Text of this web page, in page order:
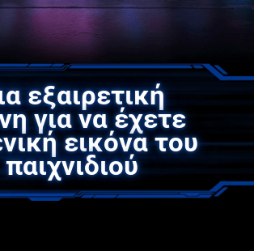
εξαιρετική
για να έχετε
εικόνα του
παιχνιδιού